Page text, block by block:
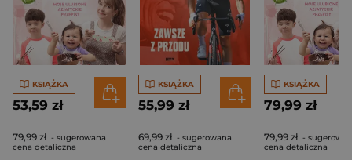
KSIĄŻKA
53,59 zł
79,99 zł - sugerowana
cena detaliczna
KSIĄŻKA
55,99 zł
69,99 zł - sugerowana
cena detaliczna
KSIĄŻKA
79,99 zł
79,99 zł -
cena detaliczna